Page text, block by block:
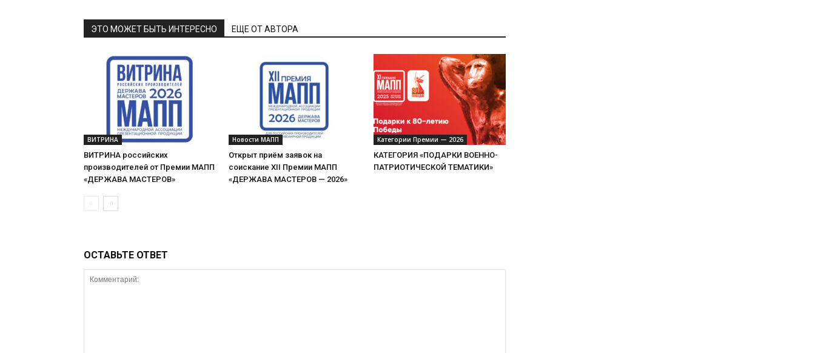
ЭТО МОЖЕТ БЫТЬ ИНТЕРЕСНО ЕЩЕ ОТ АВТОРА
ВИТРИНА
ВИТРИНА российских
производителей от Премии МАПП
«ДЕРЖАВА МАСТЕРОВ»
Новости МАПП
Открыт приём заявок на
соискание XII Премии МАПП
«ДЕРЖАВА МАСТЕРОВ — 2026»
Категории Премии — 2026
КАТЕГОРИЯ «ПОДАРКИ ВОЕННО-
ПАТРИОТИЧЕСКОЙ ТЕМАТИКИ»
ОСТАВЬТЕ ОТВЕТ